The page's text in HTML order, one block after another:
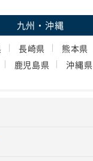
九州・沖縄
長崎県 熊本県
鹿児島県 沖縄県